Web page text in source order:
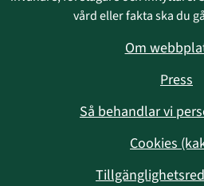
vård eller fakta ska du
Om
Press
Så behandlar vi
Cookies